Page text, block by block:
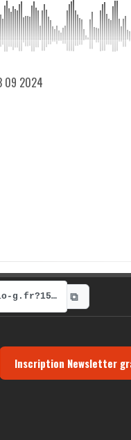
09 2024
https://radio-g.fr?15379 ⧉
Inscription Newsletter